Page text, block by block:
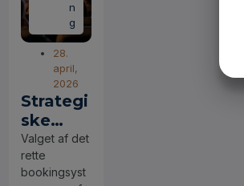
n
g
28.
april,
2026
Strategi
ske
overvej
elser
ved
Valget af det
rette
bookingsyst